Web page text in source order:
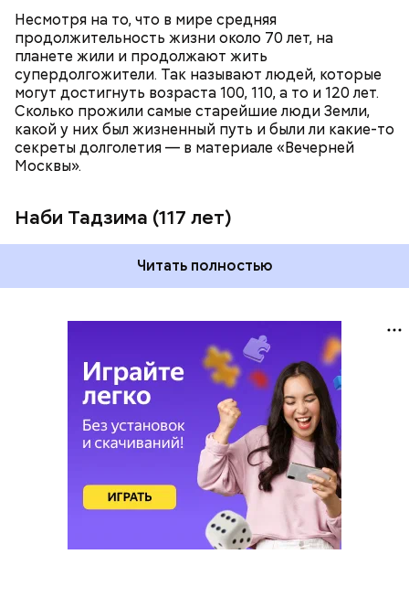
Несмотря на то, что в мире средняя
продолжительность жизни около 70 лет, на
планете жили и продолжают жить
супердолгожители. Так называют людей, которые
могут достигнуть возраста 100, 110, а то и 120 лет.
Сколько прожили самые старейшие люди Земли,
какой у них был жизненный путь и были ли какие-то
секреты долголетия — в материале «Вечерней
Москвы».
Наби Тадзима (117 лет)
Фото: public domain
Читать полностью